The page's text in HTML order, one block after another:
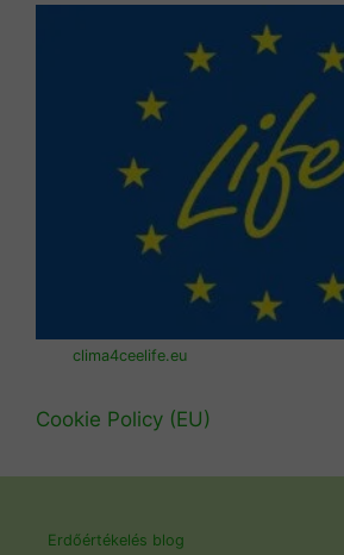
clima4ceelife.eu
Cookie Policy (EU)
Erdőértékelés blog